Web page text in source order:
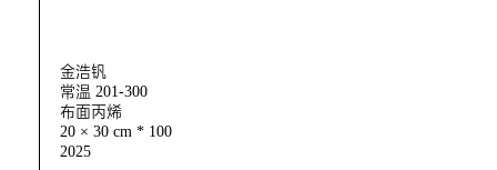
金浩钒
常温 201-300
布面丙烯
20 × 30 cm * 100
2025